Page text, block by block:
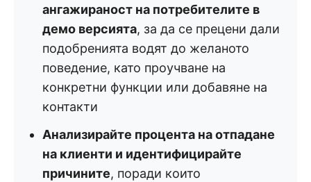
ангажираност на потребителите в
демо версията, за да се прецени дали
подобренията водят до желаното
поведение, като проучване на
конкретни функции или добавяне на
контакти
Анализирайте процента на отпадане
на клиенти и идентифицирайте
причините, поради които